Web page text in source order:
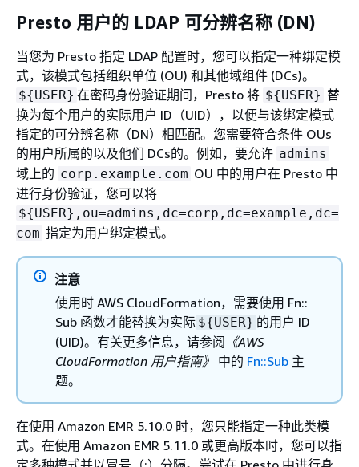
Presto 用户的 LDAP 可分辨名称 (DN)
当您为 Presto 指定 LDAP 配置时，您可以指定一种绑定模
式，该模式包括组织单位 (OU) 和其他域组件 (DCs)。
${USER} 在密码身份验证期间，Presto 将 ${USER} 替
换为每个用户的实际用户 ID（UID），以便与该绑定模式
指定的可分辨名称（DN）相匹配。您需要符合条件 OUs
的用户所属的以及他们 DCs的。例如，要允许 admins
域上的 corp.example.com OU 中的用户在 Presto 中
进行身份验证，您可以将
${USER},ou=admins,dc=corp,dc=example,dc=
com 指定为用户绑定模式。
注意
使用时 AWS CloudFormation，需要使用 Fn::
Sub 函数才能替换为实际 ${USER} 的用户 ID
(UID)。有关更多信息，请参阅 《AWS
CloudFormation 用户指南》 中的 Fn::Sub 主
题。
在使用 Amazon EMR 5.10.0 时，您只能指定一种此类模
式。在使用 Amazon EMR 5.11.0 或更高版本时，您可以指